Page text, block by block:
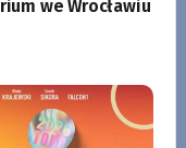
we Wrocławiu